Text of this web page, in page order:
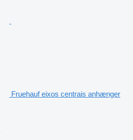
Fruehauf eixos centrais anhænger